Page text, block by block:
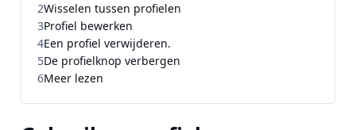
2Wisselen tussen profielen
3Profiel bewerken
4Een profiel verwijderen.
5De profielknop verbergen
6Meer lezen